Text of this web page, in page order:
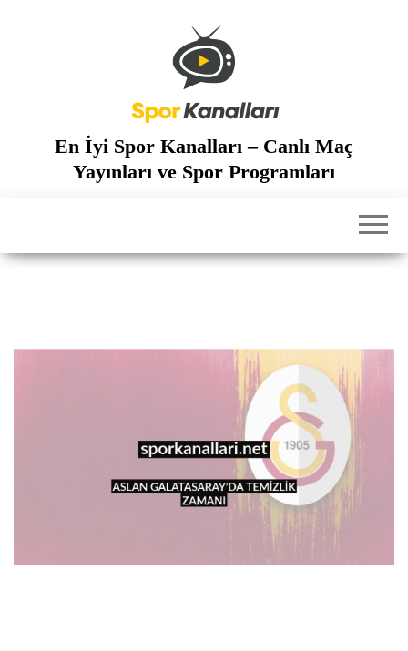
En İyi Spor Kanalları – Canlı Maç
Yayınları ve Spor Programları